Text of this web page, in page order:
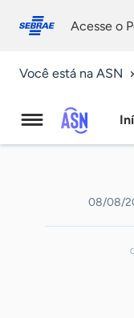
conosco
Acesse o
Você está na ASN
de08/08/